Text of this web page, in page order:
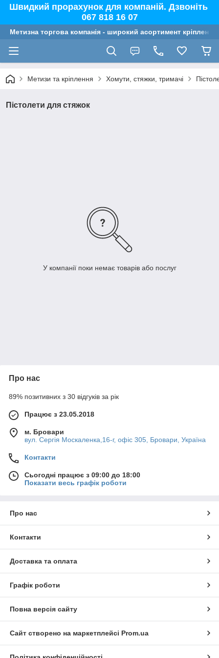
Швидкий прорахунок для компаній. Дзвоніть
067 818 16 07
Метизна торгова компанія - широкий асортимент
Метизи та кріплення Хомути, стяжки, тримачі
Пістолети для стяжок
У компанії поки немає товарів або послуг
Про нас
89% позитивних з 30 відгуків за рік
Працює з 23.05.2018
м. Бровари
вул. Сергія Москаленка,16-г, офіс 305, Бровари, Україна
Контакти
Сьогодні працює з 09:00 до 18:00
Показати весь графік роботи
Про нас
Контакти
Доставка та оплата
Графік роботи
Повна версія сайту
Сайт створено на маркетплейсі Prom.ua